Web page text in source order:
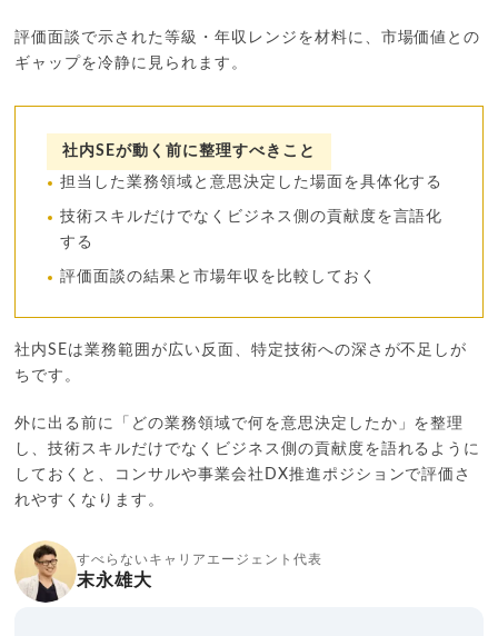
評価面談で示された等級・年収レンジを材料に、市場価値との
ギャップを冷静に見られます。
社内SEが動く前に整理すべきこと
担当した業務領域と意思決定した場面を具体化する
技術スキルだけでなくビジネス側の貢献度を言語化
する
評価面談の結果と市場年収を比較しておく
社内SEは業務範囲が広い反面、特定技術への深さが不足しが
ちです。
外に出る前に「どの業務領域で何を意思決定したか」を整理
し、技術スキルだけでなくビジネス側の貢献度を語れるように
しておくと、コンサルや事業会社DX推進ポジションで評価さ
れやすくなります。
すべらないキャリアエージェント代表
末永雄大